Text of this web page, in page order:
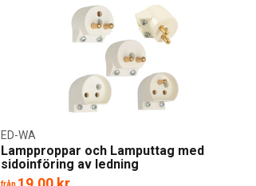
Lampproppar och Lamputtag med
sidoinföring av ledning
ED-WA
från